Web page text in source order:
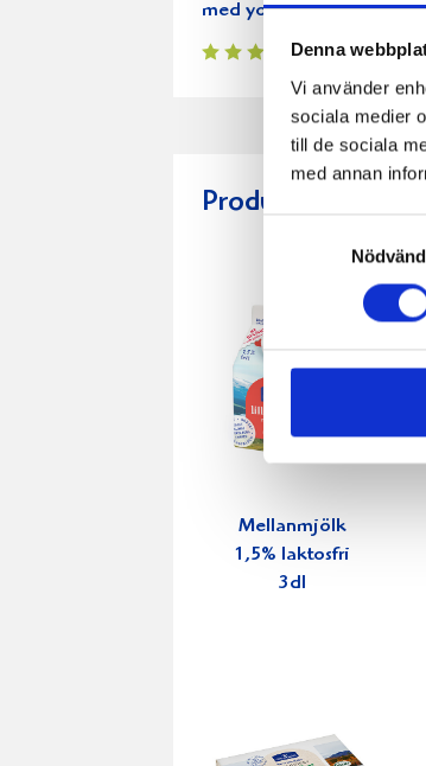
Denna
Vi använder
sociala medier
till de sociala
med annan
med yoghurtsås
Produkter i
Mellanmjölk
1,5% laktosfri
3dl